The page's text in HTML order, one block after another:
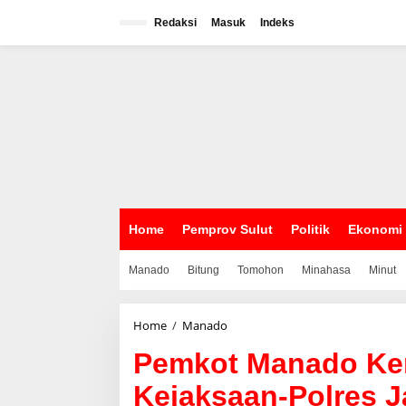
Redaksi Masuk Indeks
Home Pemprov Sulut Politik Ekonomi
Manado Bitung Tomohon Minahasa Minut
Home / Manado
m
k
o
Pemkot Manado
Kejaksaan-Polres